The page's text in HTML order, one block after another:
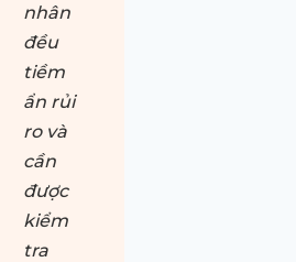
nhân
đều
tiềm
ẩn rủi
ro và
cần
được
kiểm
tra